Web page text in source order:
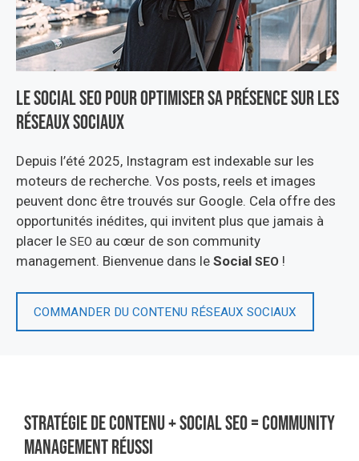
Le social seo pour optimiser sa présence sur les
réseaux sociaux
Depuis l’été 2025, Instagram est indexable sur les
moteurs de recherche. Vos posts, reels et images
peuvent donc être trouvés sur Google. Cela offre des
opportunités inédites, qui invitent plus que jamais à
placer le SEO au cœur de son community
management. Bienvenue dans le Social SEO !
COMMANDER DU CONTENU RÉSEAUX SOCIAUX
Stratégie de contenu + social seo = community
management réussi